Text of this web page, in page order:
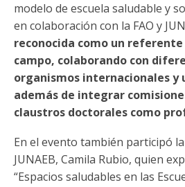
modelo de escuela saludable y
en colaboración con la FAO y
reconocida como un referente
campo, colaborando con
organismos internacionales y
además de integrar
claustros doctorales como
En el evento también participó
JUNAEB, Camila Rubio, quien
“Espacios saludables en las